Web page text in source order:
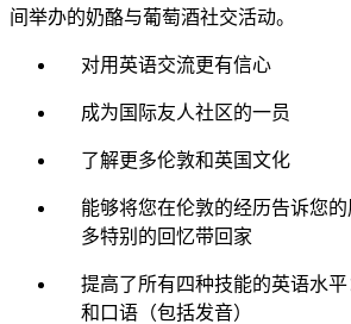
间举办的奶酪与葡萄酒社交活动。
对用英语交流更有信心
成为国际友人社区的一员
了解更多伦敦和英国文化
能够将您在伦敦的经历告诉您
多特别的回忆带回家
提高了所有四种技能的英语水
和口语（包括发音）